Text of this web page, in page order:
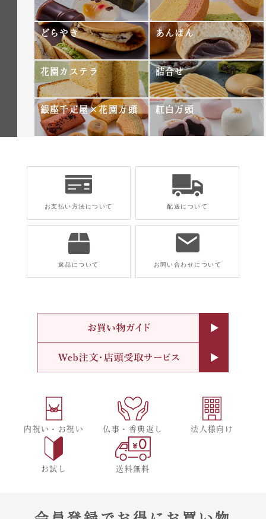
どらやき あんぱん
花園カステラ 詰合せ
銀座千疋屋×花園万頭 紅白万頭
お支払い方法について 配送について
返品について お問い合わせについて
内祝い・お祝い 仏事・香典返し 法人様向け
お試し 送料無料